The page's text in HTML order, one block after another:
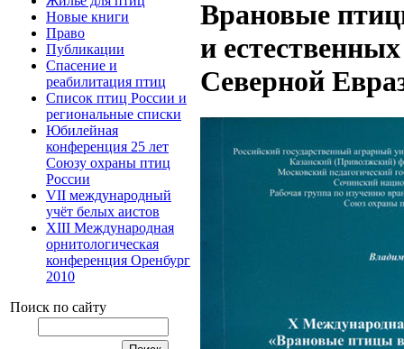
Новые книги
Право
Публикации
Спасение и
реабилитация птиц
Список птиц России и
региональные списки
Юбилейная
конференция 25 лет
Союзу охраны птиц
России
VII международный
учёт белых аистов
XIII Международная
орнитологическая
конференция Оренбург
2010
Поиск по сайту
Врановые
и
Северной